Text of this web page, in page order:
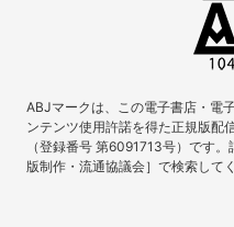
ABJマークは、この電子書店・電
ンテンツ使用許諾を得た正規版配
（登録番号 第6091713号）です
版制作・流通協議会］で検索して